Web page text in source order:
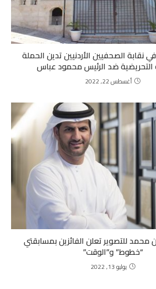
نقابة الصحفيين الأردنيين تدين الحملة
التحريضية ضد الرئيس محمود عباس
أغسطس 22, 2022
محمد للتصوير تعلن الفائزين بمسابقتي
“خطوط” و”الوقت”‎
يوليو 13, 2022